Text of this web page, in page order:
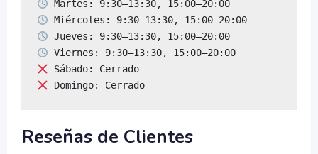
Domingo: Cerrado
Reseñas de Clientes